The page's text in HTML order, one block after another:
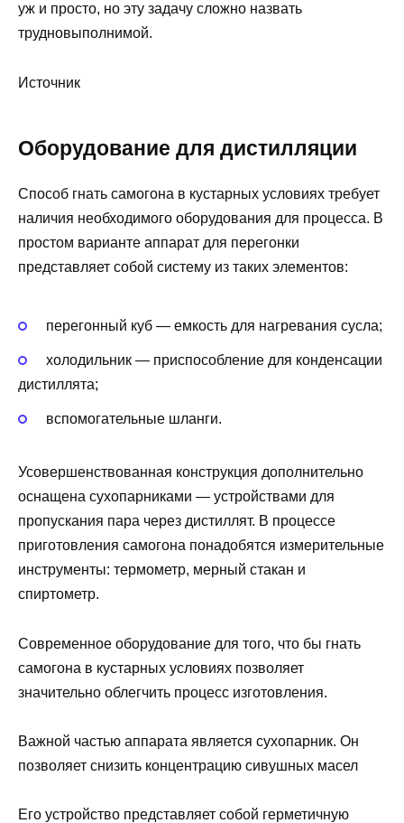
уж и просто, но эту задачу сложно назвать
трудновыполнимой.
Источник
Оборудование для дистилляции
Способ гнать самогона в кустарных условиях требует
наличия необходимого оборудования для процесса. В
простом варианте аппарат для перегонки
представляет собой систему из таких элементов:
перегонный куб — емкость для нагревания сусла;
холодильник — приспособление для конденсации
дистиллята;
вспомогательные шланги.
Усовершенствованная конструкция дополнительно
оснащена сухопарниками — устройствами для
пропускания пара через дистиллят. В процессе
приготовления самогона понадобятся измерительные
инструменты: термометр, мерный стакан и
спиртометр.
Современное оборудование для того, что бы гнать
самогона в кустарных условиях позволяет
значительно облегчить процесс изготовления.
Важной частью аппарата является сухопарник. Он
позволяет снизить концентрацию сивушных масел
Его устройство представляет собой герметичную